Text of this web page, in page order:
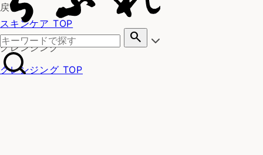
search
戻る
スキンケア TOP
クレンジング
クレンジング TOP